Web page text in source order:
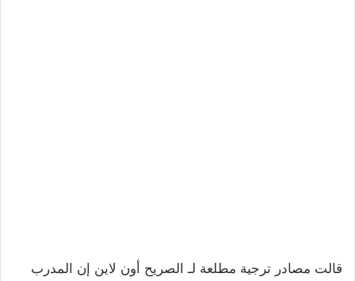
قالت مصادر ترجية مطلعة لـ الصريح أون لاين إن المدرب